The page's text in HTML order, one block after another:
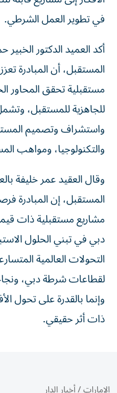
في تطوير العمل الشرطي.
أكد العميد الدكتور
المستقبل، أن المبادرة
مستقبلية تحقق المحاور
للجاهزية للمستقبل،
واستشراف وتصميم
والتكنولوجيا، ومواهب
وقال العقيد عمر خليفة
المستقبل، إن المبادرة
مشاريع مستقبلية ذات
دبي في تبني الحلول
التحولات العالمية
لقطاعات شرطة دبي،
وإنما بالقدرة على تحول
ذات أثر حقيقي.